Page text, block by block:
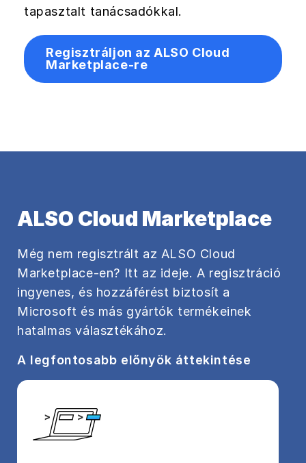
tapasztalt tanácsadókkal.
Regisztráljon az ALSO Cloud
Marketplace-re
ALSO Cloud Marketplace
Még nem regisztrált az ALSO Cloud
Marketplace-en? Itt az ideje. A regisztráció
ingyenes, és hozzáférést biztosít a
Microsoft és más gyártók termékeinek
hatalmas választékához.
A legfontosabb előnyök áttekintése